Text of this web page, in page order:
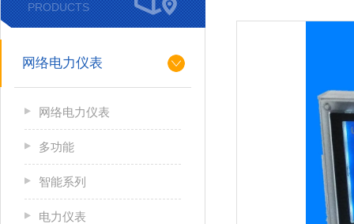
PRODUCTS
网络电力仪表
网络电力仪表
多功能
智能系列
电力仪表